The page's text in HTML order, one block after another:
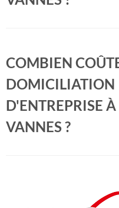
COMBIEN
DOMICILIATION
D'ENTREPRISE
VANNES ?